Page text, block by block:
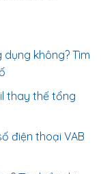
không? Tìm
thay thế tổng
điện thoại VAB